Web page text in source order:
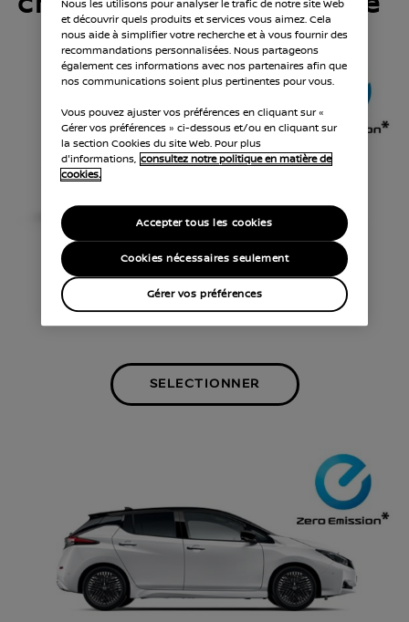
ARIYA
SELECTIONNER
Nous les utilisons pour analyser le trafic de notre site Web
et découvrir quels produits et services vous aimez. Cela
nous aide à simplifier votre recherche et à vous fournir des
recommandations personnalisées. Nous partageons
également ces informations avec nos partenaires afin que
nos communications soient plus pertinentes pour vous.
Vous pouvez ajuster vos préférences en cliquant sur «
Gérer vos préférences » ci-dessous et/ou en cliquant sur
la section Cookies du site Web. Pour plus
d'informations, consultez notre politique en matière de
cookies.
Gérer vos préférences
Cookies nécessaires seulement
Accepter tous les cookies